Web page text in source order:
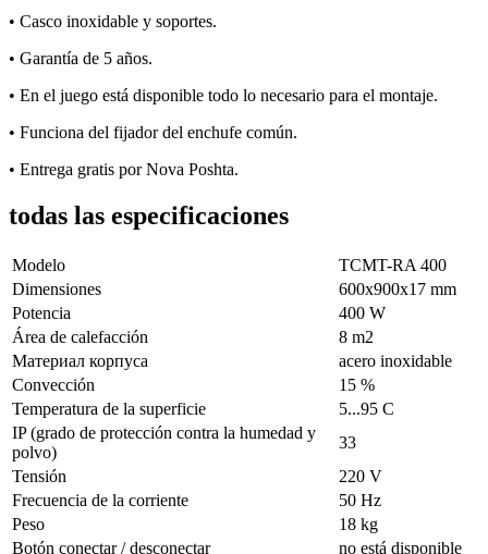
• Casco inoxidable y soportes.
• Garantía de 5 años.
• En el juego está disponible todo lo necesario para el montaje.
• Funciona del fijador del enchufe común.
• Entrega gratis por Nova Poshta.
todas las especificaciones
Modelo
ТСМT-RA 400
Dimensiones
600х900х17 mm
Potencia
400 W
Área de calefacción
8 m2
Материал корпуса
acero inoxidable
Convección
15 %
Temperatura de la superficie
5...95 С
IP (grado de protección contra la humedad y
polvo)
33
Tensión
220 V
Frecuencia de la corriente
50 Hz
Peso
18 kg
Botón conectar / desconectar
no está disponible